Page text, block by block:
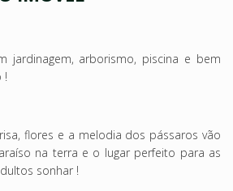
jardinagem, arborismo, piscina e bem
!
flores e a melodia dos pássaros vão
na terra e o lugar perfeito para as
sonhar !